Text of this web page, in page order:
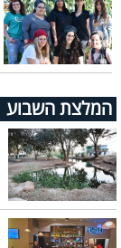
המלצת השבוע